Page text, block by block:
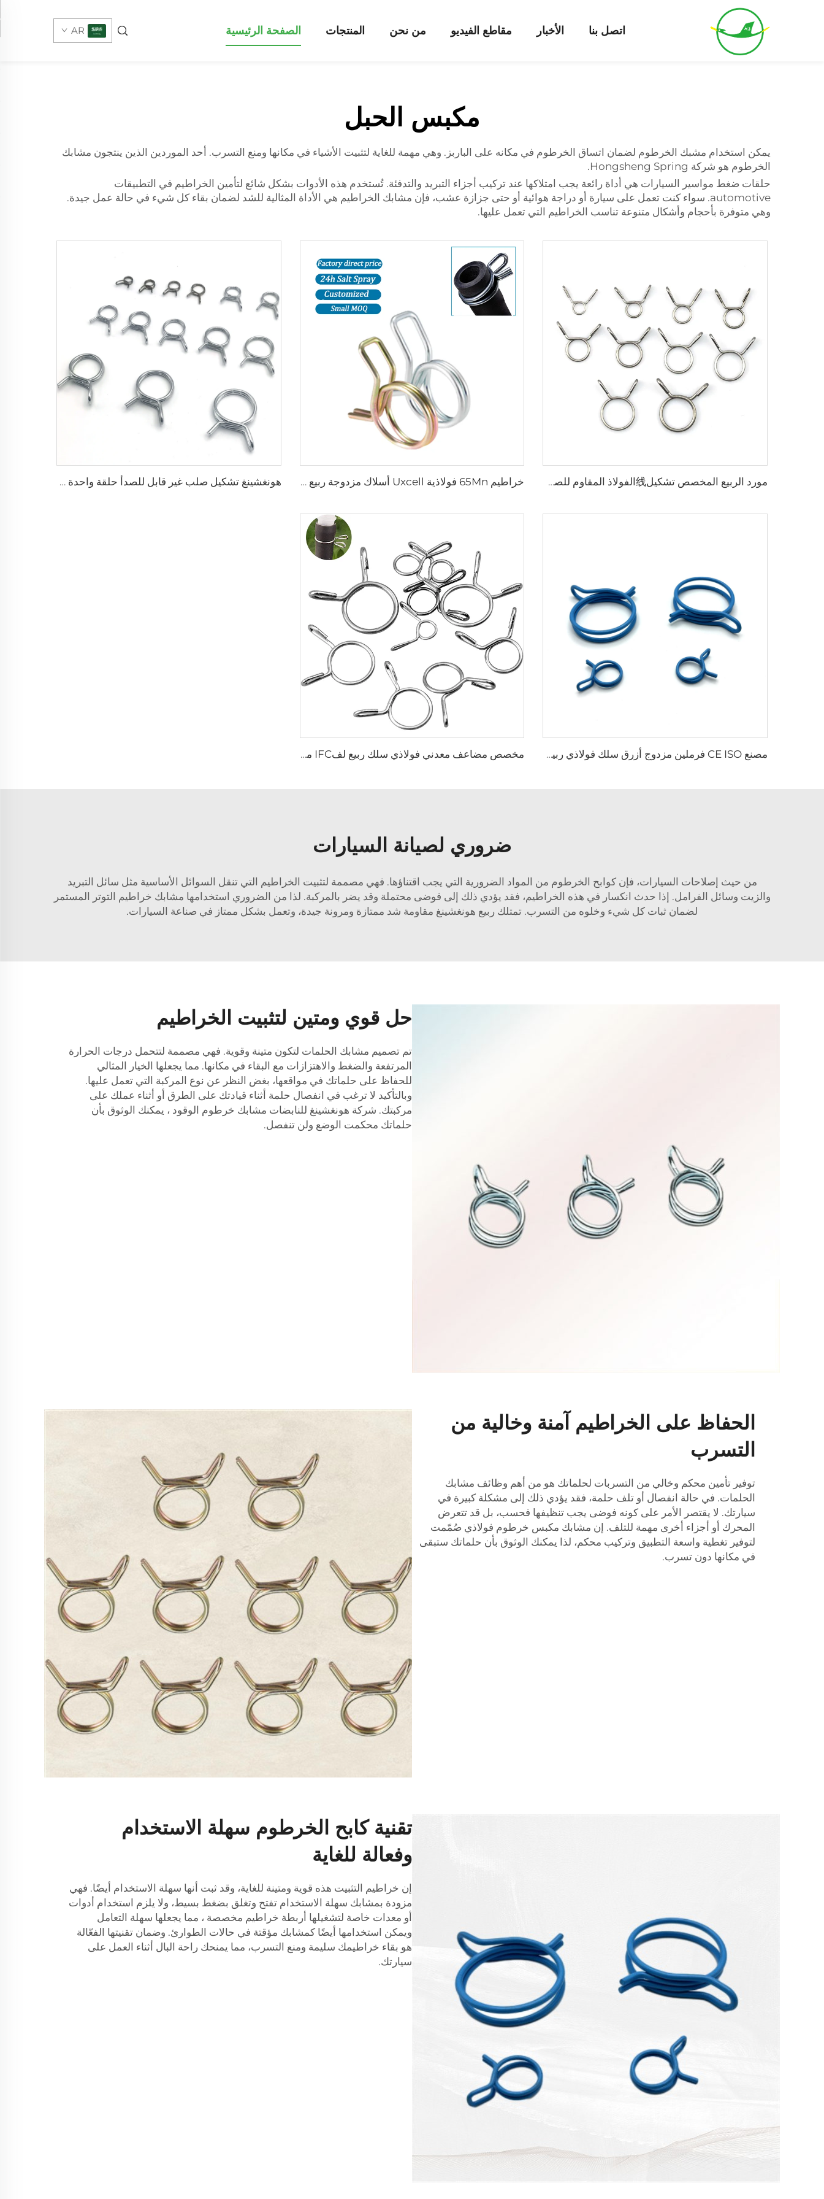
الصفحة الرئيسية المنتجات من نحن مقاطع الفيديو الأخبار اتصل بنا AR
مكبس الحبل
يمكن استخدام مشبك الخرطوم لضمان اتساق الخرطوم في مكانه على الباربز. وهي مهمة للغاية لتثبيت الأشياء في مكانها ومنع التسرب. أحد الموردين الذين ينتجون مشابك
الخرطوم هو شركة Hongsheng Spring.
حلقات ضغط مواسير السيارات هي أداة رائعة يجب امتلاكها عند تركيب أجزاء التبريد والتدفئة. تُستخدم هذه الأدوات بشكل شائع لتأمين الخراطيم في التطبيقات
automotive. سواء كنت تعمل على سيارة أو دراجة هوائية أو حتى جزازة عشب، فإن مشابك الخراطيم هي الأداة المثالية للشد لضمان بقاء كل شيء في حالة عمل جيدة.
وهي متوفرة بأحجام وأشكال متنوعة تناسب الخراطيم التي تعمل عليها.
مورد الربيع المخصص تشكيل线الفولاذ المقاوم للصدأ أسلاك واحدة ربيع التواء نوع حلقة خرطوم القفل لخط الوقود خراطيم 65Mn فولاذية Uxcell أسلاك مزدوجة ربيع كليب خرطوم قابل للقفل لخط الوقود أنابيب سيليكون هونغشينغ تشكيل صلب غير قابل للصدأ حلقة واحدة ربيع لولبي نوع كlamق خرطوم الوقود
مصنع CE ISO فرملين مزدوج أزرق سلك فولاذي ربيع خرطوم قابضクリب مخصص مضاعف معدني فولاذي سلك ربيع لفIFC مقايسة للوقود خرطوم السيليكون
ضروري لصيانة السيارات
من حيث إصلاحات السيارات، فإن كوابح الخرطوم من المواد الضرورية التي يجب اقتناؤها. فهي مصممة لتثبيت الخراطيم التي تنقل السوائل الأساسية مثل سائل التبريد
والزيت وسائل الفرامل. إذا حدث انكسار في هذه الخراطيم، فقد يؤدي ذلك إلى فوضى محتملة وقد يضر بالمركبة. لذا من الضروري استخدامها مشابك خراطيم التوتر المستمر
لضمان ثبات كل شيء وخلوه من التسرب. تمتلك ربيع هونغشينغ مقاومة شد ممتازة ومرونة جيدة، وتعمل بشكل ممتاز في صناعة السيارات.
حل قوي ومتين لتثبيت الخراطيم
تم تصميم مشابك الحلمات لتكون متينة وقوية. فهي مصممة لتتحمل درجات الحرارة
المرتفعة والضغط والاهتزازات مع البقاء في مكانها. مما يجعلها الخيار المثالي
للحفاظ على حلماتك في مواقعها، بغض النظر عن نوع المركبة التي تعمل عليها.
وبالتأكيد لا ترغب في انفصال حلمة أثناء قيادتك على الطرق أو أثناء عملك على
مركبتك. شركة هونغشينغ للنابضات مشابك خرطوم الوقود ، يمكنك الوثوق بأن
حلماتك محكمت الوضع ولن تنفصل.
الحفاظ على الخراطيم آمنة وخالية من
التسرب
توفير تأمين محكم وخالي من التسربات لحلماتك هو من أهم وظائف مشابك
الحلمات. في حالة انفصال أو تلف حلمة، فقد يؤدي ذلك إلى مشكلة كبيرة في
سيارتك. لا يقتصر الأمر على كونه فوضى يجب تنظيفها فحسب، بل قد تتعرض
المحرك أو أجزاء أخرى مهمة للتلف. إن مشابك مكبس خرطوم فولاذي صُمّمت
لتوفير تغطية واسعة التطبيق وتركيب محكم، لذا يمكنك الوثوق بأن حلماتك ستبقى
في مكانها دون تسرب.
تقنية كابح الخرطوم سهلة الاستخدام
وفعالة للغاية
إن خراطيم التثبيت هذه قوية ومتينة للغاية، وقد ثبت أنها سهلة الاستخدام أيضًا. فهي
مزودة بمشابك سهلة الاستخدام تفتح وتغلق بضغط بسيط، ولا يلزم استخدام أدوات
أو معدات خاصة لتشغيلها أربطة خراطيم مخصصة ، مما يجعلها سهلة التعامل
ويمكن استخدامها أيضًا كمشابك مؤقتة في حالات الطوارئ. وضمان تقنيتها الفعّالة
هو بقاء خراطيمك سليمة ومنع التسرب، مما يمنحك راحة البال أثناء العمل على
سيارتك.